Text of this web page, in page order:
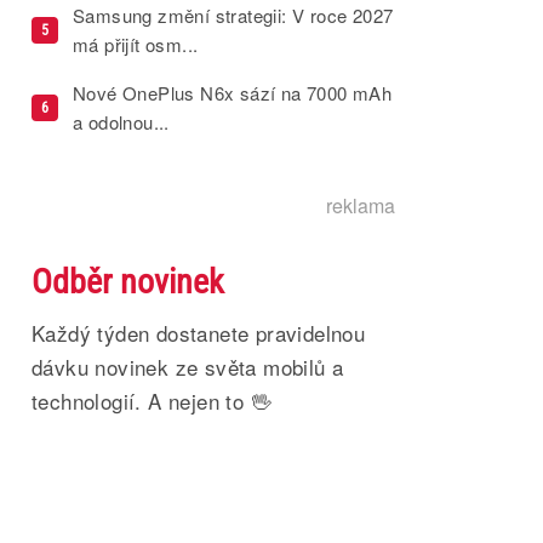
5
Samsung změní strategii: V roce 2027
má přijít osm...
6
Nové OnePlus N6x sází na 7000 mAh
a odolnou...
reklama
Odběr novinek
Každý týden dostanete pravidelnou
dávku novinek ze světa mobilů a
technologií. A nejen to 🖖